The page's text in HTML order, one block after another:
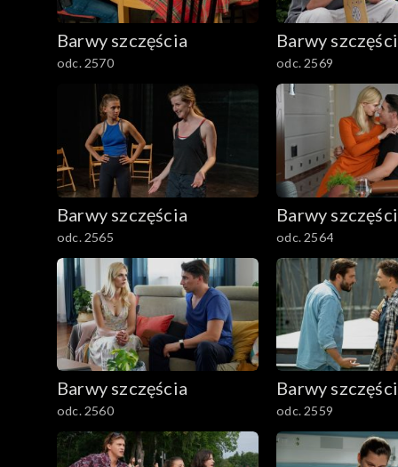
782–800
Barwy szczęścia
odc. 2570
Barwy
odc. 2569
Barwy szczęścia
odc. 2565
Barwy
odc. 2564
Barwy szczęścia
odc. 2560
Barwy
odc. 2559